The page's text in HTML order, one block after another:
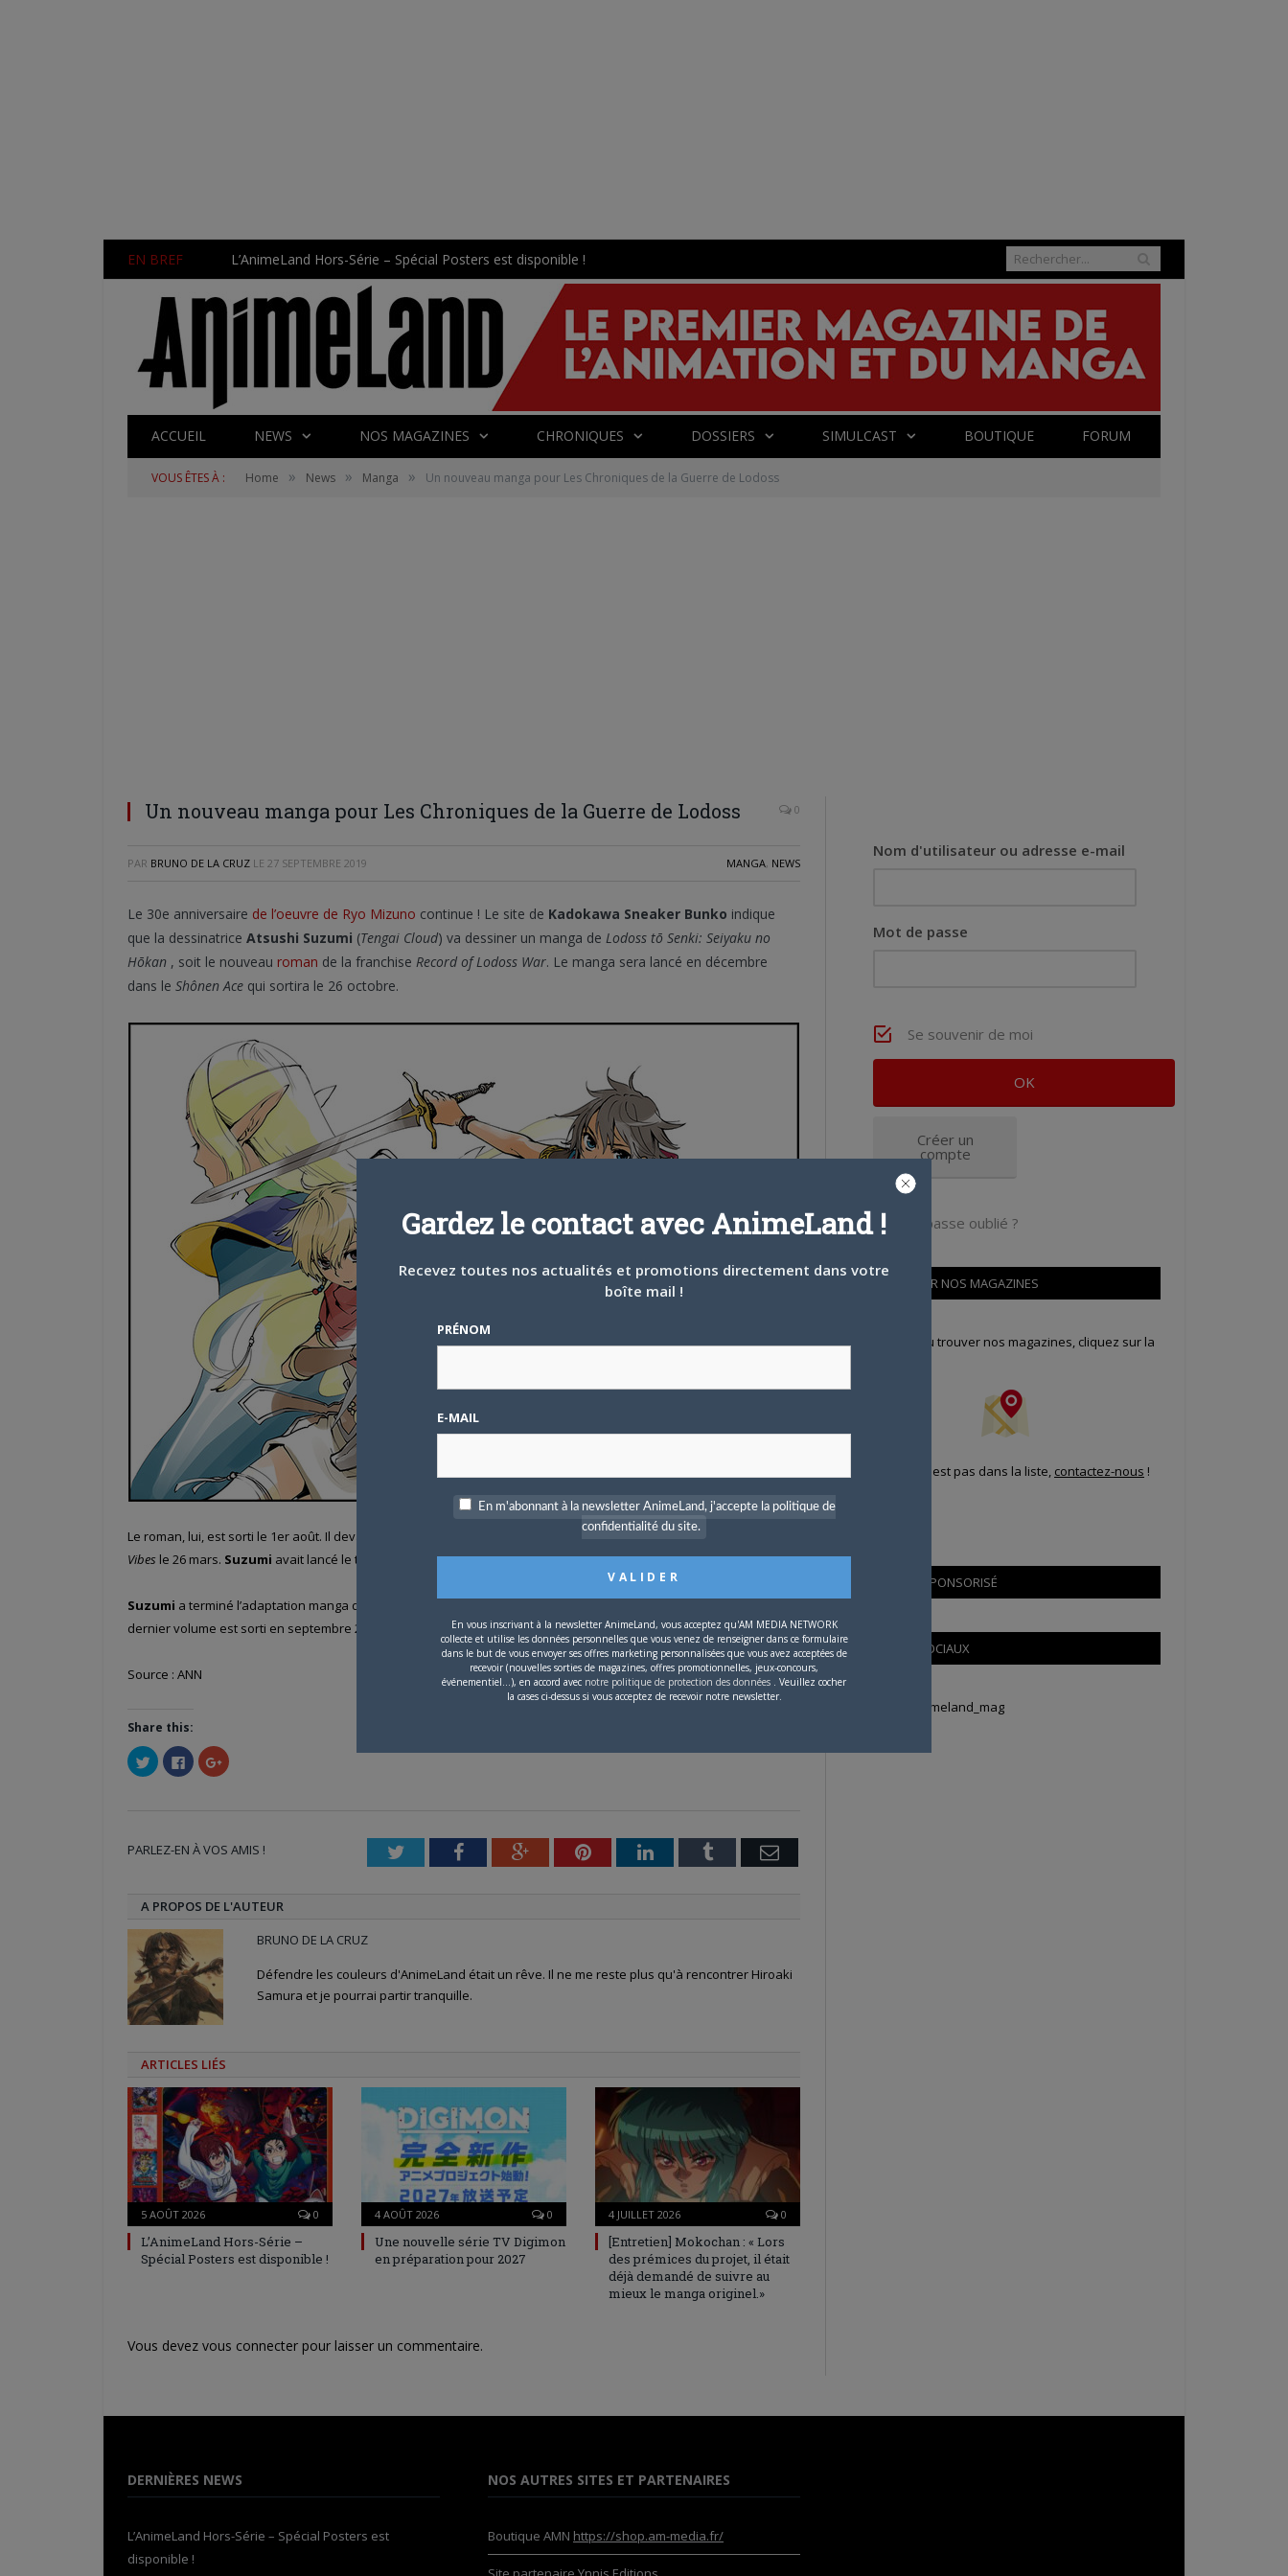
EN BREF L’AnimeLand Hors-Série – Spécial Posters est disponible !
ACCUEIL NEWS NOS MAGAZINES CHRONIQUES DOSSIERS SIMULCAST BOUTIQUE FORUM
VOUS ÊTES À : Home » News » Manga » Un nouveau manga pour Les Chroniques de la Guerre de Lodoss
Un nouveau manga pour Les Chroniques de la Guerre de Lodoss 0
PAR BRUNO DE LA CRUZ LE 27 SEPTEMBRE 2019 MANGA, NEWS
Le 30e anniversaire de l’oeuvre de Ryo Mizuno continue ! Le site de Kadokawa Sneaker Bunko indique
que la dessinatrice Atsushi Suzumi (Tengai Cloud) va dessiner un manga de Lodoss tō Senki: Seiyaku no
Hōkan , soit le nouveau roman de la franchise Record of Lodoss War. Le manga sera lancé en décembre
dans le Shônen Ace qui sortira le 26 octobre.
Le roman, lui, est sorti le 1er août. Il devait sortir le 1er avril. a récemment conclu son manga
Vibes le 26 mars. Suzumi avait lancé le titre dans le Shônen Aceen février 2018.
Suzumi a terminé l’adaptation manga du light novel de
dernier volume est sorti en septembre 2017.
avait lancé le titre dans leMonthly Shōnen Aceen 2010.
Source : ANN
Share this:
Cliquez
pour
partager
fenêtre)
Cliquez
pour
partager
fenêtre)
Cliquez
pour
nouvelle
PARLEZ-EN À VOS AMIS ! TwitterFacebookGoogle+PinterestLinkedInTumblr Email
A PROPOS DE L'AUTEUR
BRUNO DE LA CRUZ
Défendre les couleurs d'AnimeLand était un rêve. Il ne me reste plus qu'à rencontrer Hiroaki
Samura et je pourrai partir tranquille.
ARTICLES LIÉS
5 AOÛT 2026 0
L’AnimeLand Hors-Série –
Spécial Posters est disponible !
4 AOÛT 2026 0
Une nouvelle série TV Digimon
en préparation pour 2027
4 JUILLET 2026 0
[Entretien] Mokochan : « Lors
des prémices du projet, il était
déjà demandé de suivre au
mieux le manga originel.»
Vous devez vous connecter pour laisser un commentaire.
Nom d'utilisateur ou adresse e-mail
Mot de passe
Se souvenir de moi
Créer un
compte
Mot de passe oublié ?
OÙ TROUVER NOS MAGAZINES
Pour savoir où trouver nos magazines, cliquez sur la
Si votre ville n'est pas dans la liste, contactez-nous !
CONTENU SPONSORISÉ
RÉSEAUX SOCIAUX
Tweets by Animeland_mag
DERNIÈRES NEWS
L’AnimeLand Hors-Série – Spécial Posters est
disponible !
NOS AUTRES SITES ET PARTENAIRES
Boutique AMN https://shop.am-media.fr/
Gardez le contact avec AnimeLand !
Recevez toutes nos actualités et promotions directement dans votre
boîte mail !
PRÉNOM
E-MAIL
En m'abonnant à la newsletter AnimeLand, j'accepte la politique de
confidentialité du site.
En vous inscrivant à la newsletter AnimeLand, vous acceptez qu'AM MEDIA NETWORK
collecte et utilise les données personnelles que vous venez de renseigner dans ce formulaire
dans le but de vous envoyer ses offres marketing personnalisées que vous avez acceptées de
recevoir (nouvelles sorties de magazines, offres promotionnelles, jeux-concours,
événementiel...), en accord avec notre politique de protection des données . Veuillez cocher
la cases ci-dessus si vous acceptez de recevoir notre newsletter.